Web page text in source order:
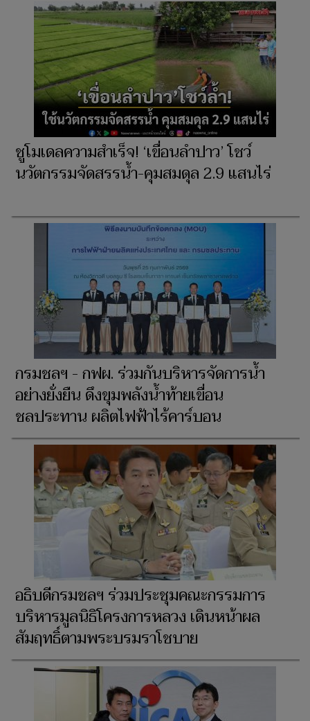
ชูโมเดลความสำเร็จ! ‘เขื่อนลำปาว’ โชว์
นวัตกรรมจัดสรรน้ำ-คุมสมดุล 2.9 แสนไร่
กรมชลฯ - กฟผ. ร่วมกันบริหารจัดการน้ำ
อย่างยั่งยืน ดึงขุมพลังน้ำท้ายเขื่อน
ชลประทาน ผลิตไฟฟ้าไร้คาร์บอน
อธิบดีกรมชลฯ ร่วมประชุมคณะกรรมการ
บริหารมูลนิธิโครงการหลวง เดินหน้าผล
สัมฤทธิ์ตามพระบรมราโชบาย